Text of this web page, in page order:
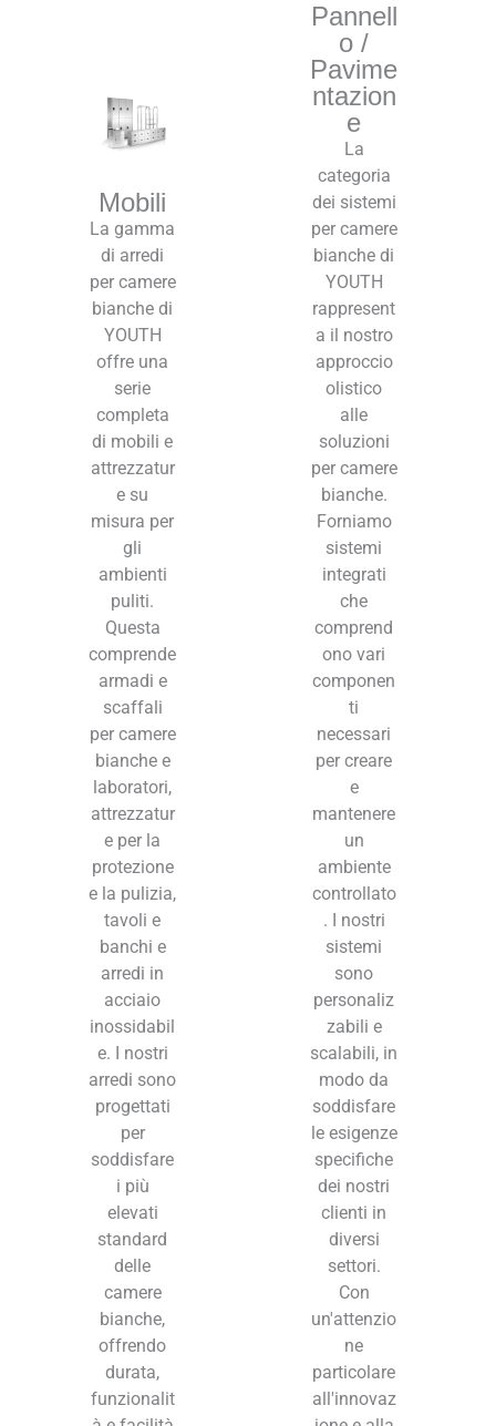
Mobili
La gamma
di arredi
per camere
bianche di
YOUTH
offre una
serie
completa
di mobili e
attrezzatur
e su
misura per
gli
ambienti
puliti.
Questa
comprende
armadi e
scaffali
per camere
bianche e
laboratori,
attrezzatur
e per la
protezione
e la pulizia,
tavoli e
banchi e
arredi in
acciaio
inossidabil
e. I nostri
arredi sono
progettati
per
soddisfare
i più
elevati
standard
delle
camere
bianche,
offrendo
durata,
funzionalit
Pannell
o /
Pavime
ntazion
e
La
categoria
dei sistemi
per camere
bianche di
YOUTH
rappresent
a il nostro
approccio
olistico
alle
soluzioni
per camere
bianche.
Forniamo
sistemi
integrati
che
comprend
ono vari
componen
ti
necessari
per creare
e
mantenere
un
ambiente
controllato
. I nostri
sistemi
sono
personaliz
zabili e
scalabili, in
modo da
soddisfare
le esigenze
specifiche
dei nostri
clienti in
diversi
settori.
Con
un'attenzio
ne
particolare
all'innovaz